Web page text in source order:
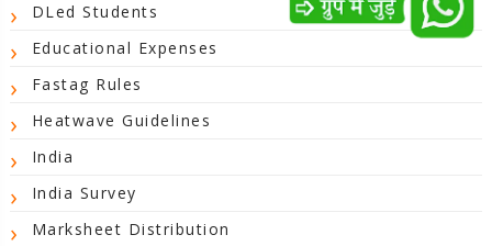
DLed Students
Educational Expenses
Fastag Rules
Heatwave Guidelines
India
India Survey
Marksheet Distribution